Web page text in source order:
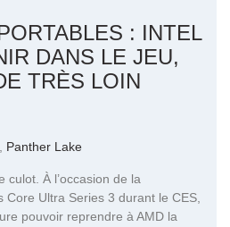
: INTEL
DANS LE JEU,
TRÈS LOIN
Panther Lake
culot. À l’occasion de la
Core Ultra Series 3 durant le CES,
pouvoir reprendre à AMD la